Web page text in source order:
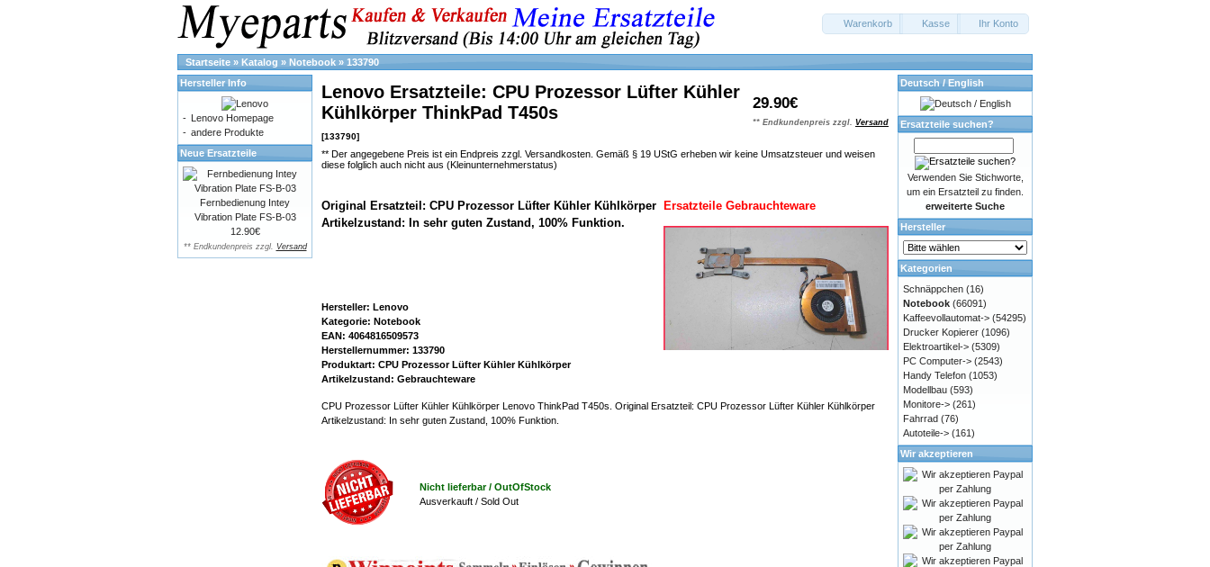
Warenkorb Kasse Ihr Konto
Startseite » Katalog » Notebook » 133790
29.90€
** Endkundenpreis zzgl. Versand
Lenovo Ersatzteile: CPU Prozessor Lüfter Kühler
Kühlkörper ThinkPad T450s
[133790]
** Der angegebene Preis ist ein Endpreis zzgl. Versandkosten. Gemäß § 19 UStG erheben wir keine Umsatzsteuer und weisen
diese folglich auch nicht aus (Kleinunternehmerstatus)
Ersatzteile Gebrauchteware
Original Ersatzteil: CPU Prozessor Lüfter Kühler Kühlkörper
Artikelzustand: In sehr guten Zustand, 100% Funktion.
Hersteller: Lenovo
Kategorie: Notebook
EAN: 4064816509573
Herstellernummer: 133790
Produktart: CPU Prozessor Lüfter Kühler Kühlkörper
Artikelzustand: Gebrauchteware
CPU Prozessor Lüfter Kühler Kühlkörper Lenovo ThinkPad T450s. Original Ersatzteil: CPU Prozessor Lüfter Kühler Kühlkörper
Artikelzustand: In sehr guten Zustand, 100% Funktion.
Nicht lieferbar / OutOfStock
Ausverkauft / Sold Out
Hersteller Info
- Lenovo Homepage
- andere Produkte
Neue Ersatzteile
Fernbedienung Intey
Vibration Plate FS-B-03
12.90€
** Endkundenpreis zzgl. Versand
Deutsch / English
Ersatzteile suchen?
Verwenden Sie Stichworte,
um ein Ersatzteil zu finden.
erweiterte Suche
Hersteller
Kategorien
Schnäppchen (16)
Notebook (66091)
Kaffeevollautomat-> (54295)
Drucker Kopierer (1096)
Elektroartikel-> (5309)
PC Computer-> (2543)
Handy Telefon (1053)
Modellbau (593)
Monitore-> (261)
Fahrrad (76)
Autoteile-> (161)
Wir akzeptieren